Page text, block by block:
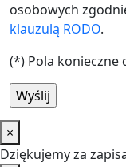
osobowych
klauzulą RODO.
(*) Pola konieczne
×
Dziękujemy za